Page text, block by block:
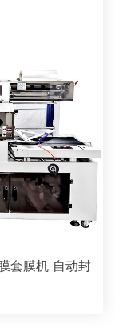
套膜机 自动封